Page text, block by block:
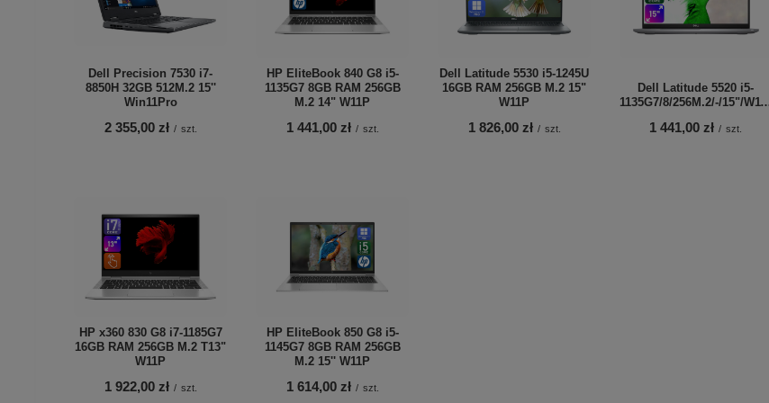
Dell Precision 7530 i7-
8850H 32GB 512M.2 15''
Win11Pro
2 355,00 zł / szt.
HP EliteBook 840 G8 i5-
1135G7 8GB RAM 256GB
M.2 14" W11P
1 441,00 zł / szt.
Dell Latitude 5530 i5-1245U
16GB RAM 256GB M.2 15"
W11P
1 826,00 zł / szt.
Dell Latitude 5520 i5-
1135G7/8/
1 441,00 zł / szt.
HP x360 830 G8 i7-1185G7
16GB RAM 256GB M.2 T13"
W11P
1 922,00 zł / szt.
HP EliteBook 850 G8 i5-
1145G7 8GB RAM 256GB
M.2 15'' W11P
1 614,00 zł / szt.